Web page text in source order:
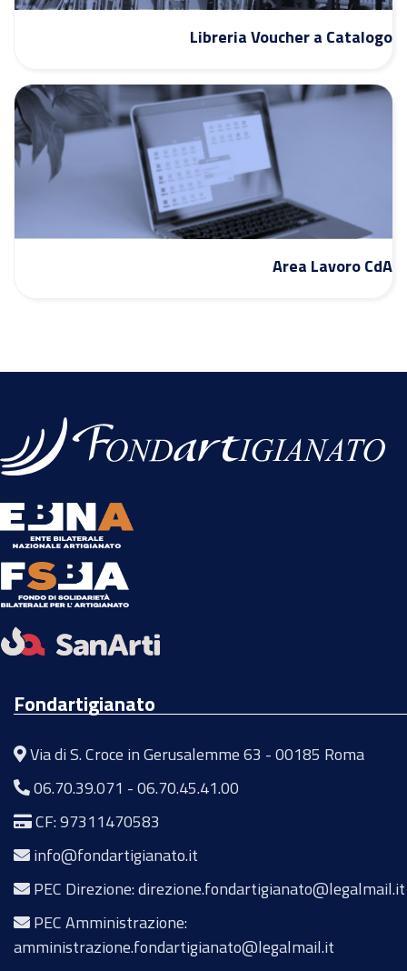
Libreria Voucher a Catalogo
Area Lavoro CdA
Fondartigianato
Via di S. Croce in Gerusalemme 63 - 00185 Roma
06.70.39.071 -06.70.45.41.00
CF: 97311470583
info@fondartigianato.it
PEC Direzione: direzione.fondartigianato@legalmail.it
PEC Amministrazione:
amministrazione.fondartigianato@legalmail.it